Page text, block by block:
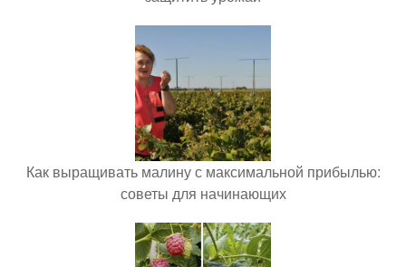
Как выращивать малину с максимальной прибылью:
советы для начинающих